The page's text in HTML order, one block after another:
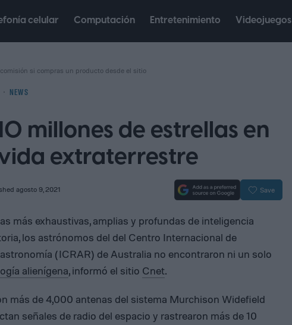
celular Computación Entretenimiento Videojuegos
NEWS
si compras un producto desde el sitio
millones de estrellas en
extraterrestre
agosto 9, 2021 Save
más exhaustivas, amplias y profundas de inteligencia
los astrónomos del del Centro Internacional de
(ICRAR) de Australia no encontraron ni un solo
alienígena, informó el sitio Cnet.
más de 4,000 antenas del sistema Murchison Widefield
señales de radio del espacio y rastrearon más de 10